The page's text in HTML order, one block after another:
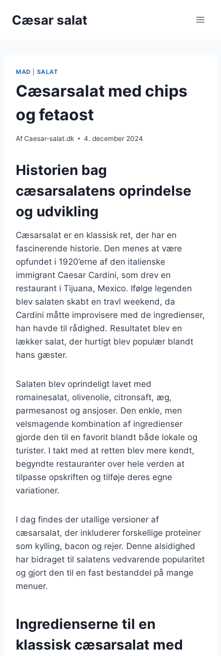
Cæsar salat
MAD SALAT
Cæsarsalat med chips
og fetaost
AfCaesar-salat.dk 4. december 2024
Historien bag
cæsarsalatens oprindelse
og udvikling
Cæsarsalat er en klassisk ret, der har en
fascinerende historie. Den menes at være
opfundet i 1920’erne af den italienske
immigrant Caesar Cardini, som drev en
restaurant i Tijuana, Mexico. Ifølge legenden
blev salaten skabt en travl weekend, da
Cardini måtte improvisere med de ingredienser,
han havde til rådighed. Resultatet blev en
lækker salat, der hurtigt blev populær blandt
hans gæster.
Salaten blev oprindeligt lavet med
romainesalat, olivenolie, citronsaft, æg,
parmesanost og ansjoser. Den enkle, men
velsmagende kombination af ingredienser
gjorde den til en favorit blandt både lokale og
turister. I takt med at retten blev mere kendt,
begyndte restauranter over hele verden at
tilpasse opskriften og tilføje deres egne
variationer.
I dag findes der utallige versioner af
cæsarsalat, der inkluderer forskellige proteiner
som kylling, bacon og rejer. Denne alsidighed
har bidraget til salatens vedvarende popularitet
og gjort den til en fast bestanddel på mange
menuer.
Ingredienserne til en
klassisk cæsarsalat med